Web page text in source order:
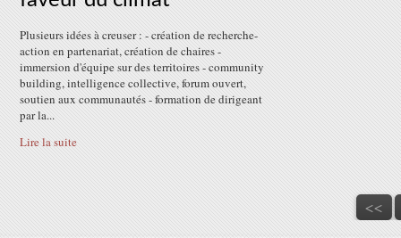
Plusieurs idées à creuser : - création de recherche-
action en partenariat, création de chaires -
immersion d'équipe sur des territoires - community
building, intelligence collective, forum ouvert,
soutien aux communautés - formation de dirigeant
par la...
Lire la suite
<<